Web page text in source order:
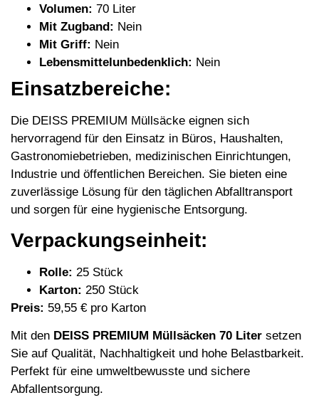
Volumen: 70 Liter
Mit Zugband: Nein
Mit Griff: Nein
Lebensmittelunbedenklich: Nein
Einsatzbereiche:
Die DEISS PREMIUM Müllsäcke eignen sich
hervorragend für den Einsatz in Büros, Haushalten,
Gastronomiebetrieben, medizinischen Einrichtungen,
Industrie und öffentlichen Bereichen. Sie bieten eine
zuverlässige Lösung für den täglichen Abfalltransport
und sorgen für eine hygienische Entsorgung.
Verpackungseinheit:
Rolle: 25 Stück
Karton: 250 Stück
Preis: 59,55 € pro Karton
Mit den DEISS PREMIUM Müllsäcken 70 Liter setzen
Sie auf Qualität, Nachhaltigkeit und hohe Belastbarkeit.
Perfekt für eine umweltbewusste und sichere
Abfallentsorgung.